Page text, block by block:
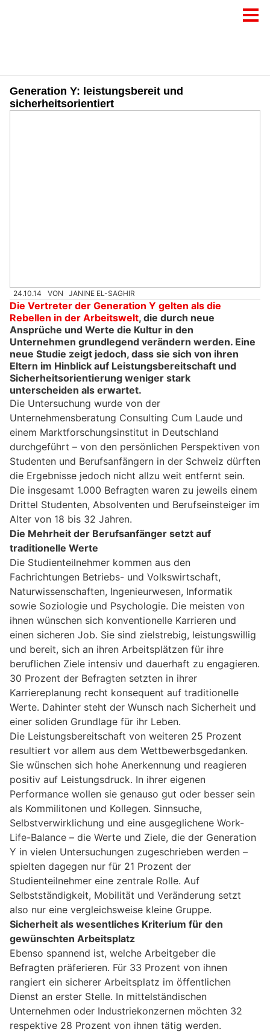
Generation Y: leistungsbereit und
sicherheitsorientiert
24.10.14 VON JANINE EL-SAGHIR
Die Vertreter der Generation Y gelten als die
Rebellen in der Arbeitswelt, die durch neue
Ansprüche und Werte die Kultur in den
Unternehmen grundlegend verändern werden. Eine
neue Studie zeigt jedoch, dass sie sich von ihren
Eltern im Hinblick auf Leistungsbereitschaft und
Sicherheitsorientierung weniger stark
unterscheiden als erwartet.
Die Untersuchung wurde von der
Unternehmensberatung Consulting Cum Laude und
einem Marktforschungsinstitut in Deutschland
durchgeführt – von den persönlichen Perspektiven von
Studenten und Berufsanfängern in der Schweiz dürften
die Ergebnisse jedoch nicht allzu weit entfernt sein.
Die insgesamt 1.000 Befragten waren zu jeweils einem
Drittel Studenten, Absolventen und Berufseinsteiger im
Alter von 18 bis 32 Jahren.
Die Mehrheit der Berufsanfänger setzt auf
traditionelle Werte
Die Studienteilnehmer kommen aus den
Fachrichtungen Betriebs- und Volkswirtschaft,
Naturwissenschaften, Ingenieurwesen, Informatik
sowie Soziologie und Psychologie. Die meisten von
ihnen wünschen sich konventionelle Karrieren und
einen sicheren Job. Sie sind zielstrebig, leistungswillig
und bereit, sich an ihren Arbeitsplätzen für ihre
beruflichen Ziele intensiv und dauerhaft zu engagieren.
30 Prozent der Befragten setzten in ihrer
Karriereplanung recht konsequent auf traditionelle
Werte. Dahinter steht der Wunsch nach Sicherheit und
einer soliden Grundlage für ihr Leben.
Die Leistungsbereitschaft von weiteren 25 Prozent
resultiert vor allem aus dem Wettbewerbsgedanken.
Sie wünschen sich hohe Anerkennung und reagieren
positiv auf Leistungsdruck. In ihrer eigenen
Performance wollen sie genauso gut oder besser sein
als Kommilitonen und Kollegen. Sinnsuche,
Selbstverwirklichung und eine ausgeglichene Work-
Life-Balance – die Werte und Ziele, die der Generation
Y in vielen Untersuchungen zugeschrieben werden –
spielten dagegen nur für 21 Prozent der
Studienteilnehmer eine zentrale Rolle. Auf
Selbstständigkeit, Mobilität und Veränderung setzt
also nur eine vergleichsweise kleine Gruppe.
Sicherheit als wesentliches Kriterium für den
gewünschten Arbeitsplatz
Ebenso spannend ist, welche Arbeitgeber die
Befragten präferieren. Für 33 Prozent von ihnen
rangiert ein sicherer Arbeitsplatz im öffentlichen
Dienst an erster Stelle. In mittelständischen
Unternehmen oder Industriekonzernen möchten 32
respektive 28 Prozent von ihnen tätig werden.